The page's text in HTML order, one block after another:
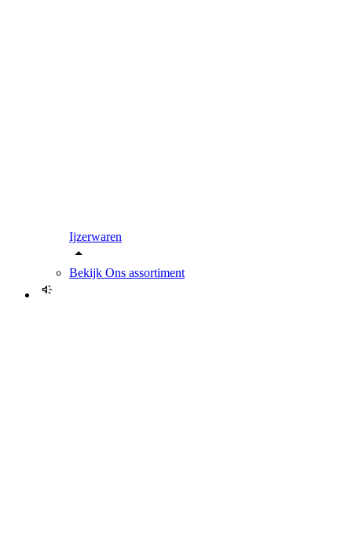
Ijzerwaren
Bekijk Ons assortiment